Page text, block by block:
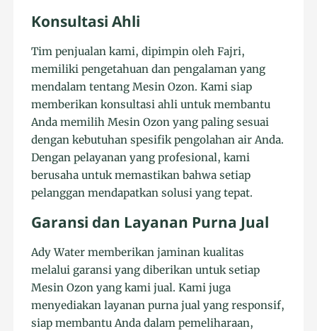
Konsultasi Ahli
Tim penjualan kami, dipimpin oleh Fajri,
memiliki pengetahuan dan pengalaman yang
mendalam tentang Mesin Ozon. Kami siap
memberikan konsultasi ahli untuk membantu
Anda memilih Mesin Ozon yang paling sesuai
dengan kebutuhan spesifik pengolahan air Anda.
Dengan pelayanan yang profesional, kami
berusaha untuk memastikan bahwa setiap
pelanggan mendapatkan solusi yang tepat.
Garansi dan Layanan Purna Jual
Ady Water memberikan jaminan kualitas
melalui garansi yang diberikan untuk setiap
Mesin Ozon yang kami jual. Kami juga
menyediakan layanan purna jual yang responsif,
siap membantu Anda dalam pemeliharaan,